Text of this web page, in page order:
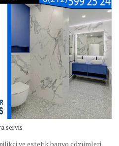
servis
ve estetik banyo çözümleri